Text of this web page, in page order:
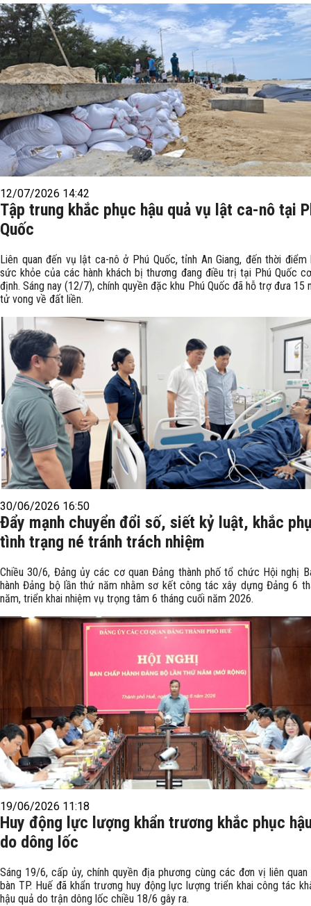
12/07/2026 14:42
Tập trung khắc phục hậu quả vụ lật ca-nô tại
Quốc
Liên quan đến vụ lật ca-nô ở Phú Quốc, tỉnh An Giang, đến thời điểm
sức khỏe của các hành khách bị thương đang điều trị tại Phú Quốc
định. Sáng nay (12/7), chính quyền đặc khu Phú Quốc đã hỗ trợ đưa 15
tử vong về đất liền.
30/06/2026 16:50
Đẩy mạnh chuyển đổi số, siết kỷ luật, khắc
tình trạng né tránh trách nhiệm
Chiều 30/6, Đảng ủy các cơ quan Đảng thành phố tổ chức Hội nghị
hành Đảng bộ lần thứ năm nhằm sơ kết công tác xây dựng Đảng 6
năm, triển khai nhiệm vụ trọng tâm 6 tháng cuối năm 2026.
19/06/2026 11:18
Huy động lực lượng khẩn trương khắc phục
do dông lốc
Sáng 19/6, cấp ủy, chính quyền địa phương cùng các đơn vị liên
bàn TP. Huế đã khẩn trương huy động lực lượng triển khai công tác
hậu quả do trận dông lốc chiều 18/6 gây ra.